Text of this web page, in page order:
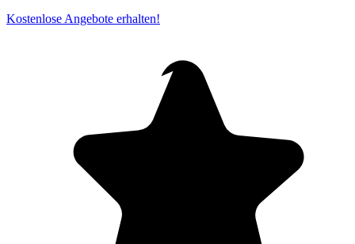
Kostenlose Angebote erhalten!